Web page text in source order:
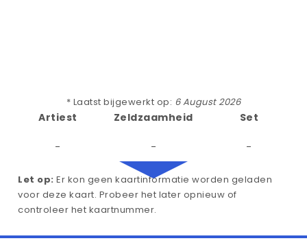
* Laatst bijgewerkt op: 6 August 2026
Artiest
-
Zeldzaamheid
-
Set
-
Let op: Er kon geen kaartinformatie worden geladen
voor deze kaart. Probeer het later opnieuw of
controleer het kaartnummer.